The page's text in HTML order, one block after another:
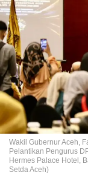
Wakil Gubernur Aceh,
Pelantikan Pengurus
Hermes Palace Hotel,
Setda Aceh)